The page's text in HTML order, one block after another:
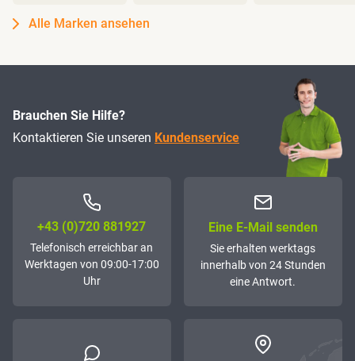
Alle Marken ansehen
Brauchen Sie Hilfe?
Kontaktieren Sie unseren Kundenservice
+43 (0)72­0 881927
Telefonisch erreichbar an
Werktagen von 09:00-17:00
Uhr
Eine E-Mail senden
Sie erhalten werktags
innerhalb von 24 Stunden
eine Antwort.